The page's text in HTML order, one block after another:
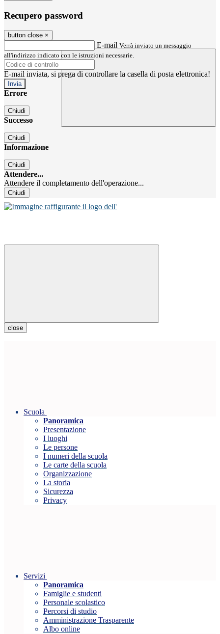
Recupero password
button close ×
E-mail Verrà inviato un messaggio
all'indirizzo indicato con le istruzioni necessarie.
E-mail inviata, si prega di controllare la casella di posta elettronica!
Errore
Chiudi
Successo
Chiudi
Informazione
Chiudi
Attendere...
Attendere il completamento dell'operazione...
Chiudi
close
Scuola
Panoramica
Presentazione
I luoghi
Le persone
I numeri della scuola
Le carte della scuola
Organizzazione
La storia
Sicurezza
Privacy
Servizi
Panoramica
Famiglie e studenti
Personale scolastico
Percorsi di studio
Amministrazione Trasparente
Albo online